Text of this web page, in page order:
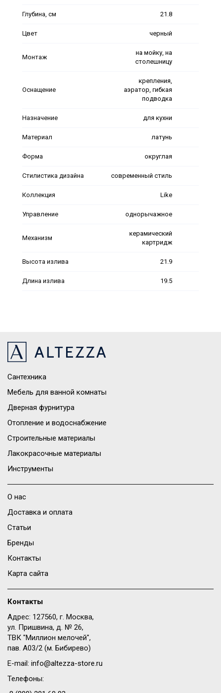
Глубина, см 21.8
Цвет черный
Монтаж
на мойку, на
столешницу
Оснащение
крепления,
аэратор, гибкая
подводка
Назначение для кухни
Материал латунь
Форма округлая
Стилистика дизайна современный стиль
Коллекция Like
Управление однорычажное
Механизм
керамический
картридж
Высота излива 21.9
Длина излива 19.5
Сантехника
Мебель для ванной комнаты
Дверная фурнитура
Отопление и водоснабжение
Строительные материалы
Лакокрасочные материалы
Инструменты
О нас
Доставка и оплата
Статьи
Бренды
Контакты
Карта сайта
Контакты
Адрес: 127560, г. Москва,
ул. Пришвина, д. № 26,
ТВК "Миллион мелочей",
пав. A03/2 (м. Бибирево)
E-mail: info@altezza-store.ru
Телефоны: